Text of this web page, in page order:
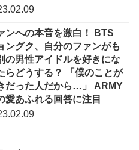
ンへの本音を激白！ BTS
ングク、自分のファンがも
の男性アイドルを好きにな
らどうする？ 「僕のことが
だった人だから…」 ARMY
愛あふれる回答に注目